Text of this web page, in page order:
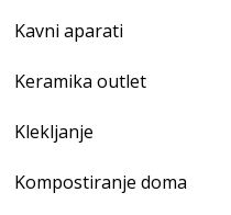
Kavni aparati
Keramika outlet
Klekljanje
Kompostiranje doma